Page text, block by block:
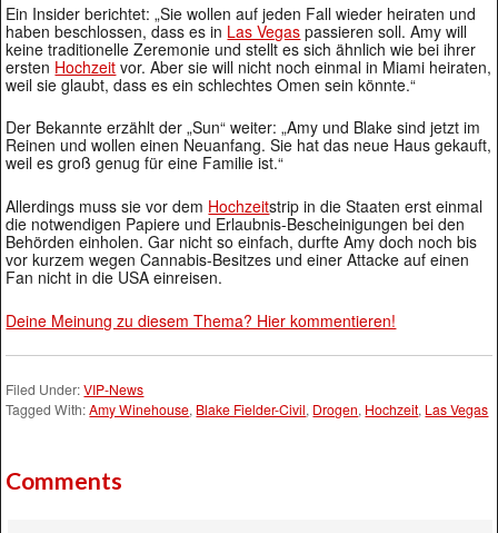
Ein Insider berichtet: „Sie wollen auf jeden Fall wieder heiraten und
haben beschlossen, dass es in Las Vegas passieren soll. Amy will
keine traditionelle Zeremonie und stellt es sich ähnlich wie bei ihrer
ersten Hochzeit vor. Aber sie will nicht noch einmal in Miami heiraten,
weil sie glaubt, dass es ein schlechtes Omen sein könnte.“
Der Bekannte erzählt der „Sun“ weiter: „Amy und Blake sind jetzt im
Reinen und wollen einen Neuanfang. Sie hat das neue Haus gekauft,
weil es groß genug für eine Familie ist.“
Allerdings muss sie vor dem Hochzeitstrip in die Staaten erst einmal
die notwendigen Papiere und Erlaubnis-Bescheinigungen bei den
Behörden einholen. Gar nicht so einfach, durfte Amy doch noch bis
vor kurzem wegen Cannabis-Besitzes und einer Attacke auf einen
Fan nicht in die USA einreisen.
Deine Meinung zu diesem Thema? Hier kommentieren!
Filed Under:VIP-News
Tagged With:Amy Winehouse, Blake Fielder-Civil, Drogen, Hochzeit, Las Vegas
Comments